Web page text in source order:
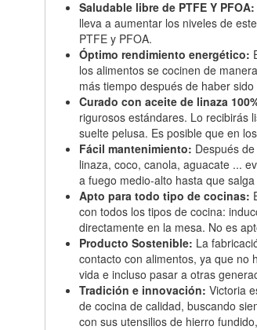
Saludable libre de PTFE Y PFOA:
lleva a aumentar los niveles de
PTFE y PFOA.
Óptimo rendimiento energético:
los alimentos se cocinen de
más tiempo después de haber
Curado con aceite de linaza
rigurosos estándares. Lo recibirás
suelte pelusa. Es posible que en
Fácil mantenimiento: Después
linaza, coco, canola, aguacate ...
a fuego medio-alto hasta que
Apto para todo tipo de cocinas:
con todos los tipos de cocina:
directamente en la mesa. No es
Producto Sostenible: La
contacto con alimentos, ya que no
vida e incluso pasar a otras
Tradición e innovación: Victoria
de cocina de calidad, buscando
con sus utensilios de hierro